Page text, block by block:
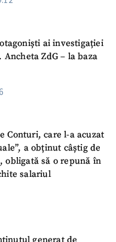
ai investigației
ZdG – la baza
Conturi, care l-a acuzat
a obținut câștig de
obligată să o repună în
salariul
generat de